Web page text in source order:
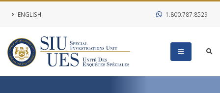
ENGLISH 1.800.787.8529